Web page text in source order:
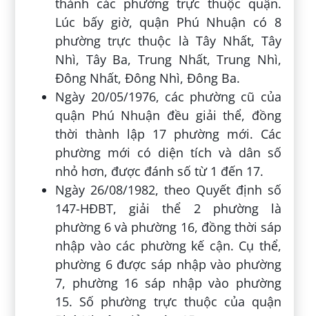
thành các phường trực thuộc quận.
Lúc bấy giờ, quận Phú Nhuận có 8
phường trực thuộc là Tây Nhất, Tây
Nhì, Tây Ba, Trung Nhất, Trung Nhì,
Đông Nhất, Đông Nhì, Đông Ba.
Ngày 20/05/1976, các phường cũ của
quận Phú Nhuận đều giải thể, đồng
thời thành lập 17 phường mới. Các
phường mới có diện tích và dân số
nhỏ hơn, được đánh số từ 1 đến 17.
Ngày 26/08/1982, theo Quyết định số
147-HĐBT, giải thể 2 phường là
phường 6 và phường 16, đồng thời sáp
nhập vào các phường kế cận. Cụ thể,
phường 6 được sáp nhập vào phường
7, phường 16 sáp nhập vào phường
15. Số phường trực thuộc của quận